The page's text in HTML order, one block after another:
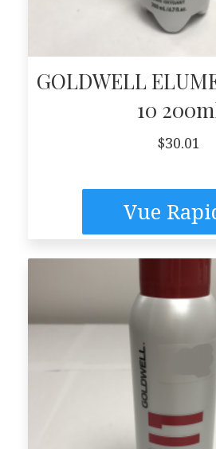
GOLDWELL
10
$30.01
Vue